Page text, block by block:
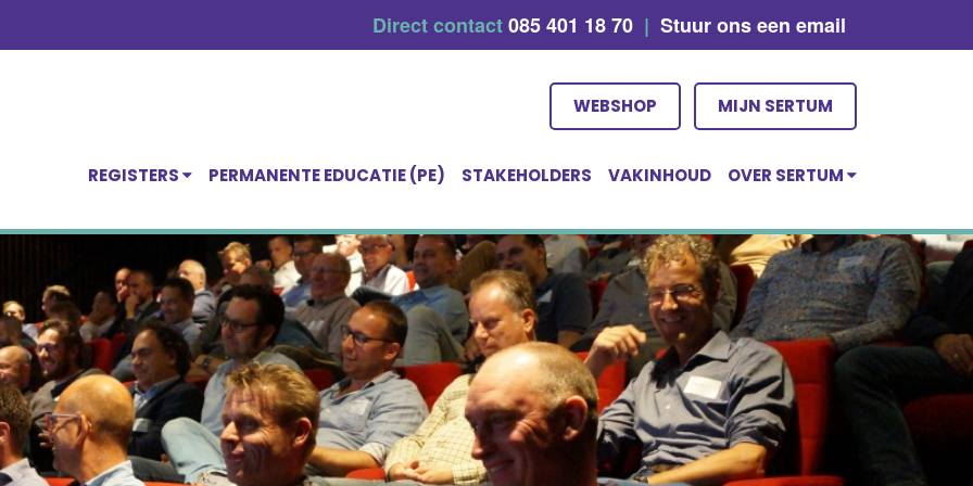
Direct contact085 401 18 70 | Stuur ons een email
WEBSHOP MIJN SERTUM
REGISTERS PERMANENTE EDUCATIE (PE) STAKEHOLDERS VAKINHOUD OVER SERTUM